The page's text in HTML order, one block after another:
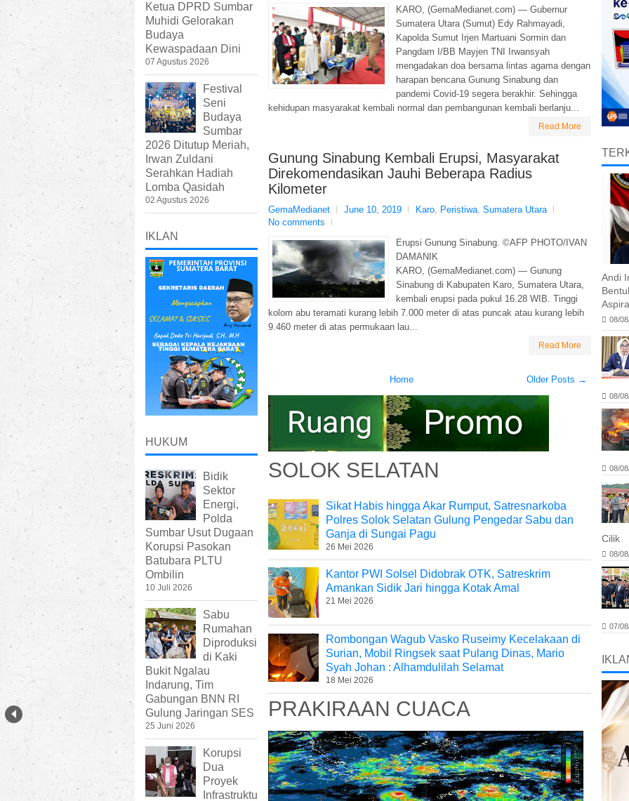
KARO, (GemaMedianet.com) — Gubernur
Sumatera Utara (Sumut) Edy Rahmayadi,
Kapolda Sumut Irjen Martuani Sormin dan
Pangdam I/BB Mayjen TNI Irwansyah
mengadakan doa bersama lintas agama dengan
harapan bencana Gunung Sinabung dan
pandemi Covid-19 segera berakhir. Sehingga
kehidupan masyarakat kembali normal dan pembangunan kembali berlanju...
Read More
Gunung Sinabung Kembali Erupsi, Masyarakat
Direkomendasikan Jauhi Beberapa Radius
Kilometer
GemaMedianet June 10, 2019 Karo Peristiwa Sumatera Utara
No comments
Erupsi Gunung Sinabung. ©AFP PHOTO/IVAN
DAMANIK
KARO, (GemaMedianet.com) — Gunung
Sinabung di Kabupaten Karo, Sumatera Utara,
kembali erupsi pada pukul 16.28 WIB. Tinggi
kolom abu teramati kurang lebih 7.000 meter di atas puncak atau kurang lebih
9.460 meter di atas permukaan lau...
Read More
Older Posts →
Home
SOLOK SELATAN
Sikat Habis hingga Akar Rumput, Satresnarkoba
Polres Solok Selatan Gulung Pengedar Sabu dan
Ganja di Sungai Pagu
26 Mei 2026
Kantor PWI Solsel Didobrak OTK, Satreskrim
Amankan Sidik Jari hingga Kotak Amal
21 Mei 2026
Rombongan Wagub Vasko Ruseimy Kecelakaan di
Surian, Mobil Ringsek saat Pulang Dinas, Mario
Syah Johan : Alhamdulilah Selamat
18 Mei 2026
PRAKIRAAN CUACA
Ketua DPRD Sumbar
Muhidi Gelorakan
Budaya
Kewaspadaan Dini
07 Agustus 2026
Festival
Seni
Budaya
Sumbar
2026 Ditutup Meriah,
Irwan Zuldani
Serahkan Hadiah
Lomba Qasidah
02 Agustus 2026
IKLAN
HUKUM
Bidik
Sektor
Energi,
Polda
Sumbar Usut Dugaan
Korupsi Pasokan
Batubara PLTU
Ombilin
10 Juli 2026
Sabu
Rumahan
Diproduksi
di Kaki
Bukit Ngalau
Indarung, Tim
Gabungan BNN RI
Gulung Jaringan SES
25 Juni 2026
Korupsi
Dua
Proyek
Infrastruktu
Andi
08/
08/
08/
Cilik
08/
07/